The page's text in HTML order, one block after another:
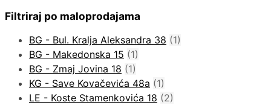
Filtriraj po maloprodajama
BG - Bul. Kralja Aleksandra 38 (1)
BG - Makedonska 15 (1)
BG - Zmaj Jovina 18 (1)
KG - Save Kovačevića 48a (1)
LE - Koste Stamenkovića 18 (2)